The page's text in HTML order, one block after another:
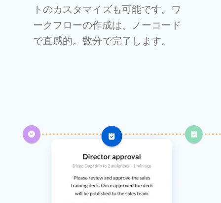
トのカスタマイズも可能です。ワ
ークフローの作成は、ノーコード
で直感的。数分で完了します。